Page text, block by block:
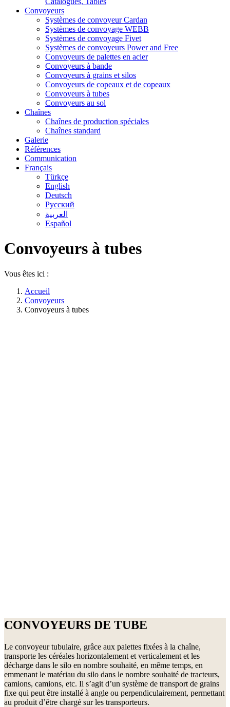
Convoyeurs
Systèmes de convoyeur Cardan
Systèmes de convoyage WEBB
Systèmes de convoyage Fivet
Systèmes de convoyeurs Power and Free
Convoyeurs de palettes en acier
Convoyeurs à bande
Convoyeurs à grains et silos
Convoyeurs de copeaux et de copeaux
Convoyeurs à tubes
Convoyeurs au sol
Chaînes
Chaînes de production spéciales
Chaînes standard
Galerie
Références
Communication
Français
Türkçe
English
Deutsch
Русский
العربية
Español
Convoyeurs à tubes
Vous êtes ici :
Accueil
Convoyeurs
Convoyeurs à tubes
CONVOYEURS DE TUBE
Le convoyeur tubulaire, grâce aux palettes fixées à la chaîne,
transporte les céréales horizontalement et verticalement et les
décharge dans le silo en nombre souhaité, en même temps, en
emmenant le matériau du silo dans le nombre souhaité de tracteurs,
camions, camions, etc. Il s’agit d’un système de transport de grains
fixe qui peut être installé à angle ou perpendiculairement, permettant
au produit d’être chargé sur les transporteurs.